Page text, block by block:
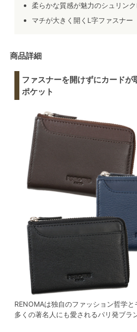
柔らかな質感が魅力のシュリン
マチが大きく開くL字ファスナー
商品詳細
ファスナーを開けずにカードが
ポケット
RENOMAは独自のファッション哲学と
多くの著名人にも愛されるパリ発ブラ